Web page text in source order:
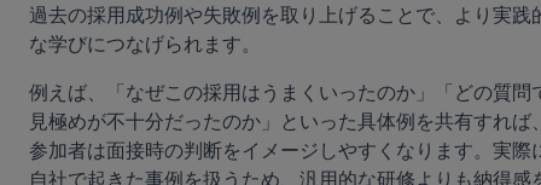
過去の採用成功例や失敗例を取り上げることで、より実践
な学びにつなげられます。
例えば、「なぜこの採用はうまくいったのか」「どの質問
見極めが不十分だったのか」といった具体例を共有すれば
参加者は面接時の判断をイメージしやすくなります。実際
自社で起きた事例を扱うため、汎用的な研修よりも納得感